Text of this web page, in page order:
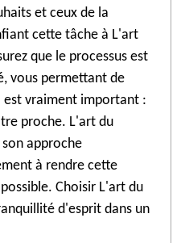
et ceux de la
cette tâche à L'art
que le processus est
vous permettant de
est vraiment important :
proche. L'art du
approche
à rendre cette
Choisir L'art du
d'esprit dans un